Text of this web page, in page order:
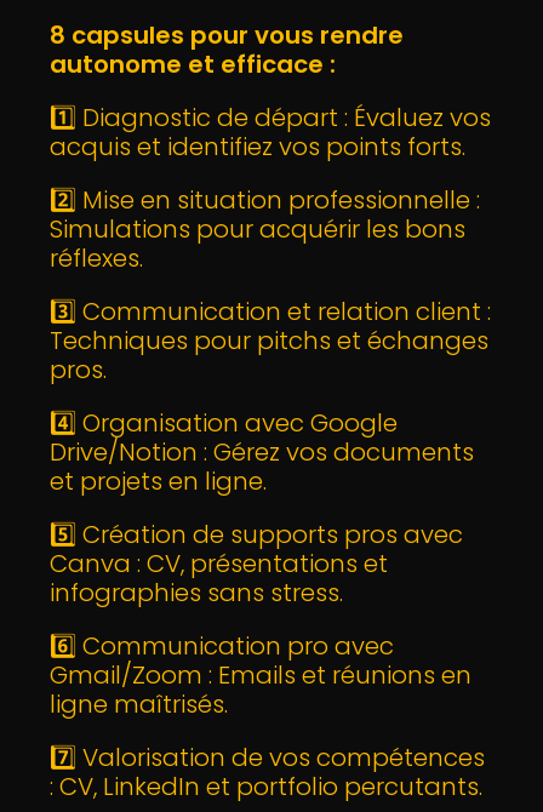
8 capsules pour vous rendre
autonome et efficace :
1️⃣ Diagnostic de départ : Évaluez vos
acquis et identifiez vos points forts.
2️⃣ Mise en situation professionnelle :
Simulations pour acquérir les bons
réflexes.
3️⃣ Communication et relation client :
Techniques pour pitchs et échanges
pros.
4️⃣ Organisation avec Google
Drive/Notion : Gérez vos documents
et projets en ligne.
5️⃣ Création de supports pros avec
Canva : CV, présentations et
infographies sans stress.
6️⃣ Communication pro avec
Gmail/Zoom : Emails et réunions en
ligne maîtrisés.
7️⃣ Valorisation de vos compétences
: CV, LinkedIn et portfolio percutants.